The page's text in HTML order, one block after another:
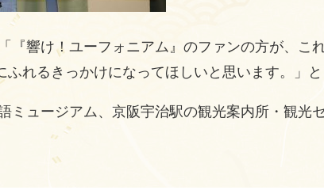
『響け！ユーフォニアム』のファンの方が、こ
れるきっかけになってほしいと思います。」と
ミュージアム、京阪宇治駅の観光案内所・観光